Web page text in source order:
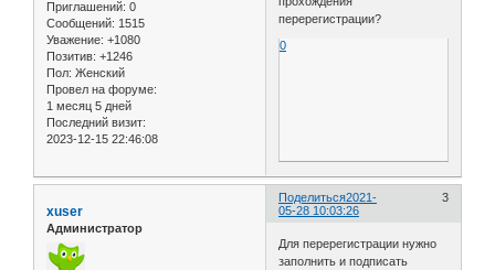
Приглашений: 0
Сообщений: 1515
Уважение: +1080
Позитив: +1246
Пол: Женский
Провел на форуме:
1 месяц 5 дней
Последний визит:
2023-12-15 22:46:08
перерегистрации?
0
Поделиться 3
2021-
05-28 10:03:26
xuser
Администратор
Для перерегистрации нужно
заполнить и подписать